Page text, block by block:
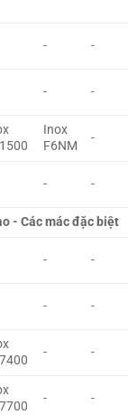
- -
- -
Inox
F6NM
-
- -
- Các mác đặc biệt
- -
- -
- -
- -